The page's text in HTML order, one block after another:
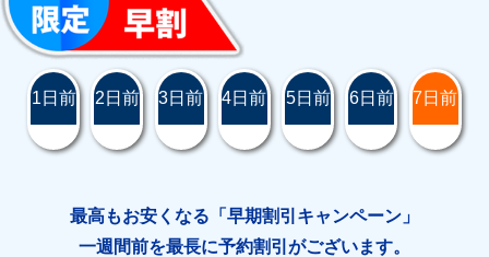
1日前 2日前 3日前 4日前 5日前 6日前 7日前
最高もお安くなる「早期割引キャンペーン」
一週間前を最長に予約割引がございます。